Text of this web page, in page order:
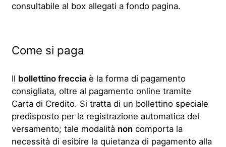
consultabile al box allegati a fondo pagina.
Come si paga
Il bollettino freccia è la forma di pagamento
consigliata, oltre al pagamento online tramite
Carta di Credito. Si tratta di un bollettino speciale
predisposto per la registrazione automatica del
versamento; tale modalità noncomporta la
necessità di esibire la quietanza di pagamento alla